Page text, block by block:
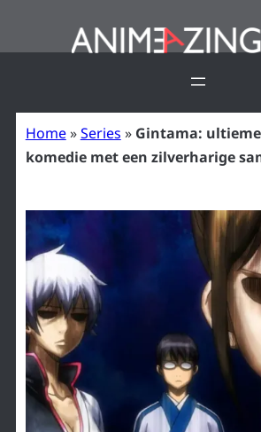
Home»Series » Gintama:
komedie met een zilverharige